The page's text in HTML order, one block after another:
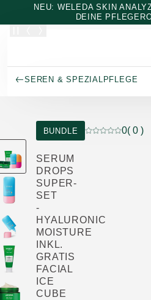
Zum Hauptinhalt wechseln
NEU: WELEDA SKIN
DEINE
SEREN & SPEZIALPFLEGE
BUNDLE
Aktuelle
0( 0 )
SERUM
DROPS
SUPER-
SET
-
HYALURONIC
MOISTURE
INKL.
GRATIS
FACIAL
ICE
CUBE